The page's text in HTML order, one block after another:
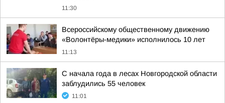
11:30
Всероссийскому общественному движению
«Волонтёры-медики» исполнилось 10 лет
11:13
С начала года в лесах Новгородской области
заблудились 55 человек
11:01